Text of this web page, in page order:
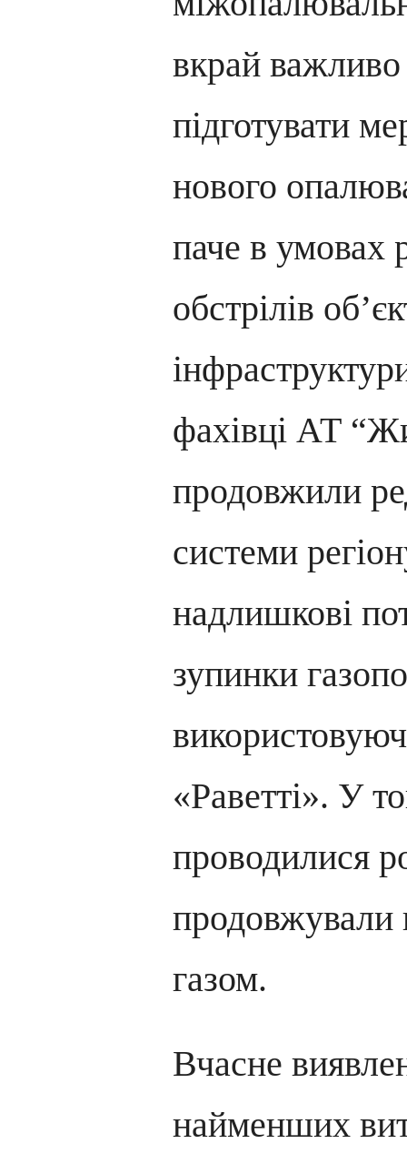
вкрай важливо
підготувати
нового
паче в умовах
обстрілів
фахівці АТ
продовжили
системи
надлишкові
зупинки
«Раветті». У
проводилися
продовжували
газом.
Вчасне
найменших